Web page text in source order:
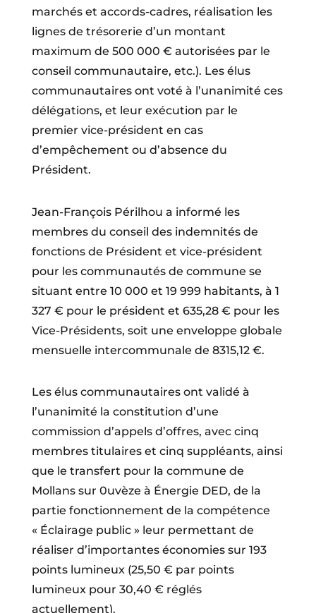
marchés et accords-cadres, réalisation les
lignes de trésorerie d’un montant
maximum de 500 000 € autorisées par le
conseil communautaire, etc.). Les élus
communautaires ont voté à l’unanimité ces
délégations, et leur exécution par le
premier vice-président en cas
d’empêchement ou d’absence du
Président.
Jean-François Périlhou a informé les
membres du conseil des indemnités de
fonctions de Président et vice-président
pour les communautés de commune se
situant entre 10 000 et 19 999 habitants, à 1
327 € pour le président et 635,28 € pour les
Vice-Présidents, soit une enveloppe globale
mensuelle intercommunale de 8315,12 €.
Les élus communautaires ont validé à
l’unanimité la constitution d’une
commission d’appels d’offres, avec cinq
membres titulaires et cinq suppléants, ainsi
que le transfert pour la commune de
Mollans sur 0uvèze à Énergie DED, de la
partie fonctionnement de la compétence
« Éclairage public » leur permettant de
réaliser d’importantes économies sur 193
points lumineux (25,50 € par points
lumineux pour 30,40 € réglés
actuellement).